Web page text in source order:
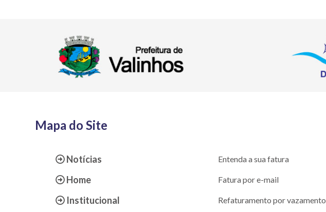
Mapa do Site
Notícias
Home
Institucional
Entenda a sua fatura
Fatura por e-mail
Refaturamento por vazamento